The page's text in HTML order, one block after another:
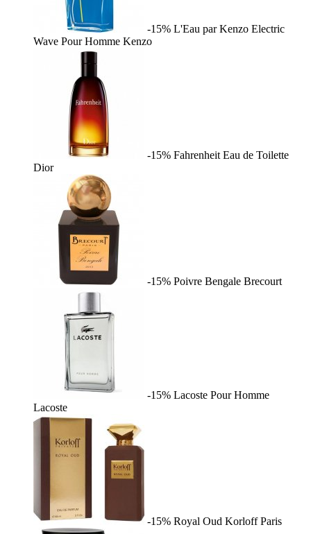
-15% L'Eau par Kenzo Electric
Wave Pour Homme Kenzo
-15% Fahrenheit Eau de Toilette
Dior
-15% Poivre Bengale Brecourt
-15% Lacoste Pour Homme
Lacoste
-15% Royal Oud Korloff Paris